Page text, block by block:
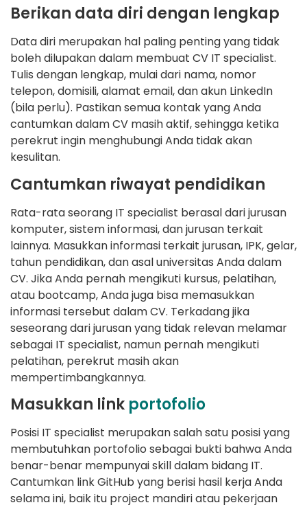
Berikan data diri dengan lengkap
Data diri merupakan hal paling penting yang tidak
boleh dilupakan dalam membuat CV IT specialist.
Tulis dengan lengkap, mulai dari nama, nomor
telepon, domisili, alamat email, dan akun LinkedIn
(bila perlu). Pastikan semua kontak yang Anda
cantumkan dalam CV masih aktif, sehingga ketika
perekrut ingin menghubungi Anda tidak akan
kesulitan.
Cantumkan riwayat pendidikan
Rata-rata seorang IT specialist berasal dari jurusan
komputer, sistem informasi, dan jurusan terkait
lainnya. Masukkan informasi terkait jurusan, IPK, gelar,
tahun pendidikan, dan asal universitas Anda dalam
CV. Jika Anda pernah mengikuti kursus, pelatihan,
atau bootcamp, Anda juga bisa memasukkan
informasi tersebut dalam CV. Terkadang jika
seseorang dari jurusan yang tidak relevan melamar
sebagai IT specialist, namun pernah mengikuti
pelatihan, perekrut masih akan
mempertimbangkannya.
Masukkan link portofolio
Posisi IT specialist merupakan salah satu posisi yang
membutuhkan portofolio sebagai bukti bahwa Anda
benar-benar mempunyai skill dalam bidang IT.
Cantumkan link GitHub yang berisi hasil kerja Anda
selama ini, baik itu project mandiri atau pekerjaan